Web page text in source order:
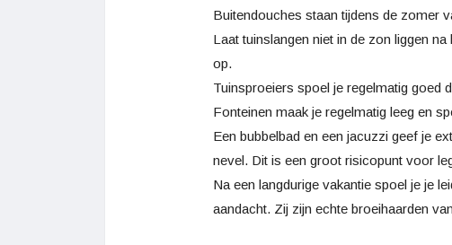
Buitendouches staan tijdens de zomer
Laat tuinslangen niet in de zon liggen
op.
Tuinsproeiers spoel je regelmatig goed
Fonteinen maak je regelmatig leeg en
Een bubbelbad en een jacuzzi geef je
nevel. Dit is een groot risicopunt voor
Na een langdurige vakantie spoel je je
aandacht. Zij zijn echte broeihaarden